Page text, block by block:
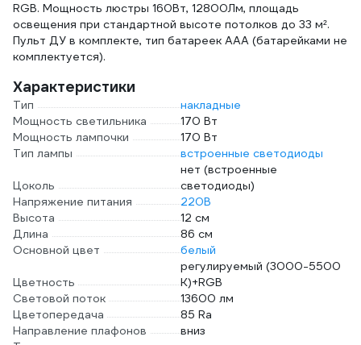
RGB. Мощность люстры 160Вт, 12800Лм, площадь
освещения при стандартной высоте потолков до 33 м².
Пульт ДУ в комплекте, тип батареек ААА (батарейками не
комплектуется).
Характеристики
Тип
накладные
Мощность светильника
170 Вт
Мощность лампочки
170 Вт
Тип лампы
встроенные светодиоды
Цоколь
нет (встроенные
светодиоды)
Напряжение питания
220В
Высота
12 см
Длина
86 см
Основной цвет
белый
Цветность
регулируемый (3000-5500
К)+RGB
Световой поток
13600 лм
Цветопередача
85 Ra
Направление плафонов
вниз